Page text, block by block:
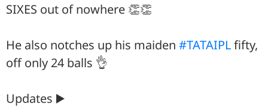
SIXES out of nowhere 👏👏
He also notches up his maiden #TATAIPLfifty,
off only 24 balls 👌
Updates ▶️